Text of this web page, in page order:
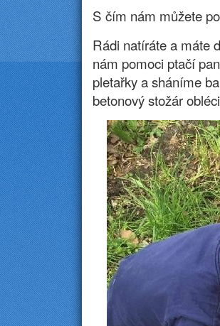
S čím nám můžete
Rádi natíráte a máte
nám pomoci ptačí
pletařky a sháníme
betonový stožár